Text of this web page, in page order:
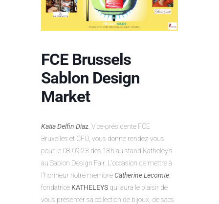
FCE Brussels
Sablon Design
Market
Katia Delfin Diaz , Vice-présidente FCE
Bruxelles et CFO, vous donne rendez-vous
pour le 08.09.23 dès 18h au stand Katheley's
au Sablon Design Fair. L'occasion de mettre à
l'honneur notre membre Catherine Lecomte
fondatrice KATHELEYS qui aura le plaisir de
vous présenter sa collection de bijoux, de sacs